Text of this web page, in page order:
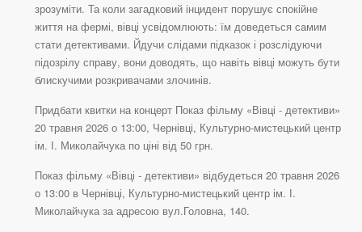
зрозуміти. Та коли загадковий інцидент порушує спокійне
життя на фермі, вівці усвідомлюють: їм доведеться самим
стати детективами. Йдучи слідами підказок і розслідуючи
підозрілу справу, вони доводять, що навіть вівці можуть бути
блискучими розкривачами злочинів.
Придбати квитки на концерт Показ фільму «Вівці - детективи»
20 травня 2026 о 13:00, Чернівці, Культурно-мистецький центр
ім. І. Миколайчука по ціні від 50 грн.
Показ фільму «Вівці - детективи» відбудеться 20 травня 2026
о 13:00 в Чернівці, Культурно-мистецький центр ім. І.
Миколайчука за адресою вул.Головна, 140.